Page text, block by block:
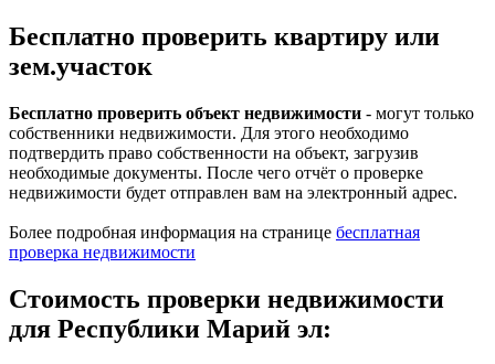
Бесплатно проверить квартиру или
зем.участок
Бесплатно проверить объект недвижимости - могут только
собственники недвижимости. Для этого необходимо
подтвердить право собственности на объект, загрузив
необходимые документы. После чего отчёт о проверке
недвижимости будет отправлен вам на электронный адрес.
Более подробная информация на странице бесплатная
проверка недвижимости
Cтоимость проверки недвижимости
для Республики Марий эл: